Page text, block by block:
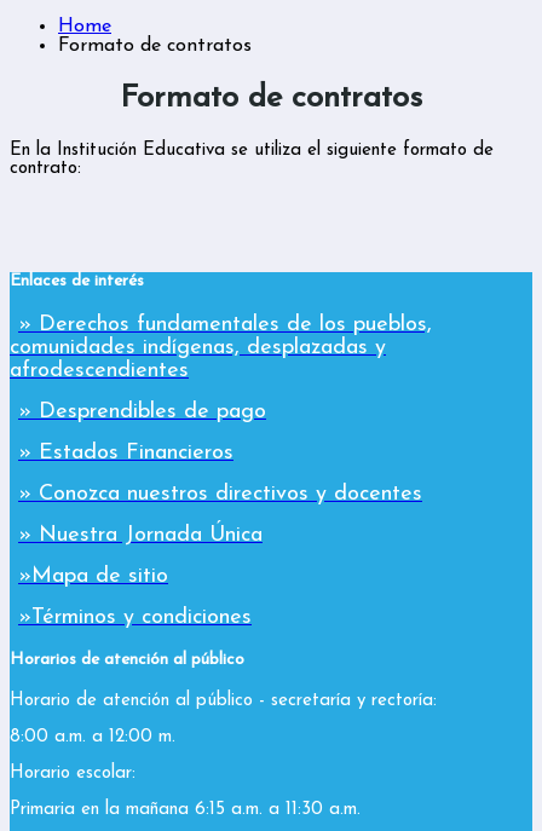
Home
Formato de contratos
Formato de contratos
En la Institución Educativa se utiliza el siguiente formato de
contrato:
Enlaces de interés
» Derechos fundamentales de los pueblos,
comunidades indígenas, desplazadas y
afrodescendientes
» Desprendibles de pago
» Estados Financieros
» Conozca nuestros directivos y docentes
» Nuestra Jornada Única
»Mapa de sitio
»Términos y condiciones
Horarios de atención al público
Horario de atención al público - secretaría y rectoría:
8:00 a.m. a 12:00 m.
Horario escolar:
Primaria en la mañana 6:15 a.m. a 11:30 a.m.